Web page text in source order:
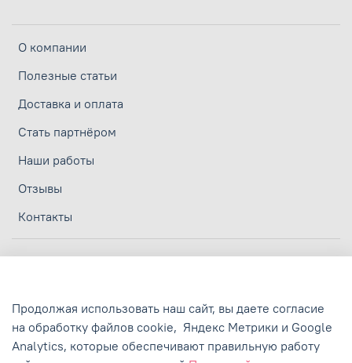
О компании
Полезные статьи
Доставка и оплата
Стать партнёром
Наши работы
Отзывы
Контакты
Личный кабинет
Политика обработки персональных данных
Пользовательское соглашение
Продолжая использовать наш сайт, вы даете согласие
на обработку файлов cookie, Яндекс Метрики и Google
Analytics, которые обеспечивают правильную работу